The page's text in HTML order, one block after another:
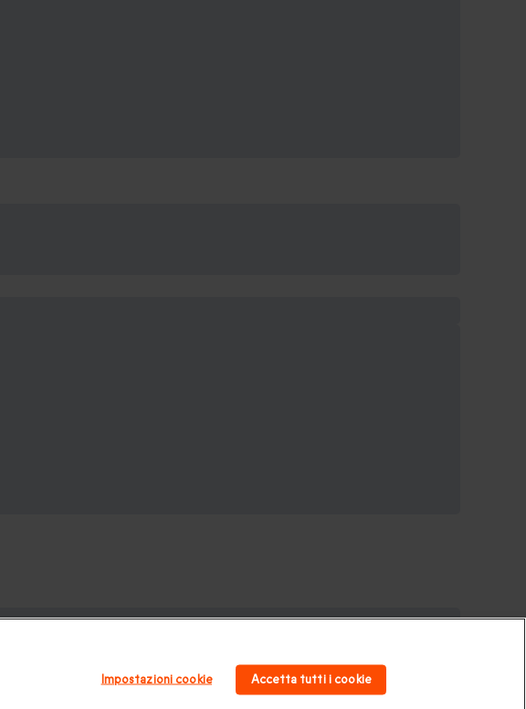
Regali per uomo |Esperienze in Svizzera |Weekend romantico
Impostazioni cookie Accetta tutti i cookie